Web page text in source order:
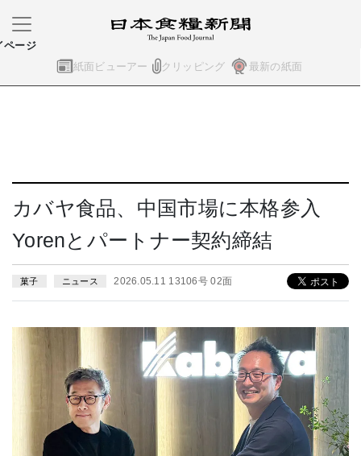
紙面ビューアー クリッピング 最新の紙面
ページ
カバヤ食品、中国市場に本格参入
Yorenとパートナー契約締結
菓子 ニュース 2026.05.11 13106号 02面